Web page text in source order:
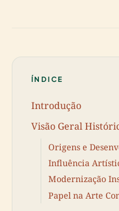
ÍNDICE
Introdução
Visão Geral
Origens e
Influência
Modernização
Papel na Arte